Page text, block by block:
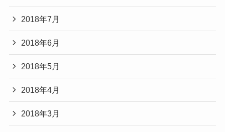
2018年7月
2018年6月
2018年5月
2018年4月
2018年3月